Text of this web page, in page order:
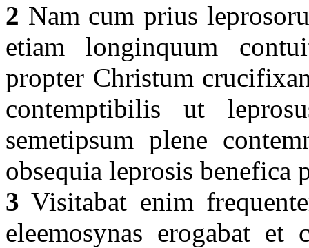
2 Nam cum prius
etiam longinquum
propter Christum
contemptibilis ut
semetipsum plene
obsequia leprosis benefica
3 Visitabat enim
eleemosynas erogabat et